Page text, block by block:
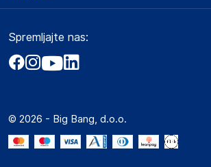
Obvestila za javnost
Akt o digitalnih storitvah
Marketplace za partnerje
Novosti
Dostava, vnos in odvoz
Zavarovanje izdelkov
Marketplace
Kako oddati naročilo?
Spremljajte nas:
© 2026 - Big Bang, d.o.o.